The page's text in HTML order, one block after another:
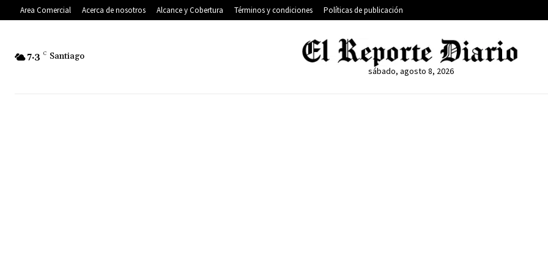
Area Comercial Acerca de nosotros Alcance y Cobertura Términos y condiciones Políticas de publicación
7.3 C Santiago
sábado, agosto 8, 2026